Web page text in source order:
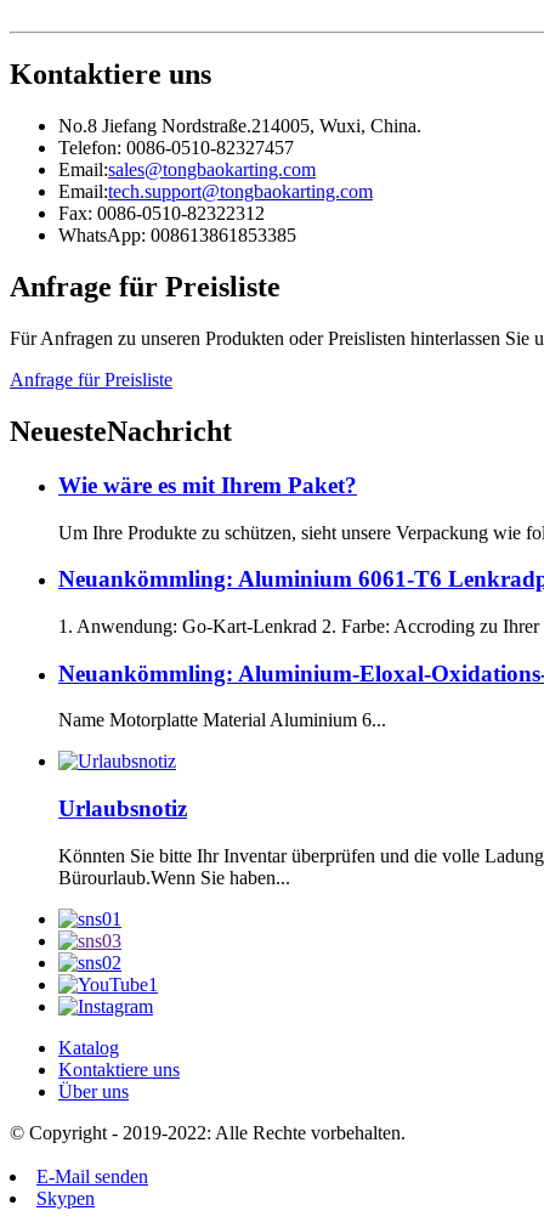
Kontaktiere uns
No.8 Jiefang Nordstraße.214005, Wuxi, China.
Telefon: 0086-0510-82327457
Email:sales@tongbaokarting.com
Email:tech.support@tongbaokarting.com
Fax: 0086-0510-82322312
WhatsApp: 008613861853385
Anfrage für Preisliste
Für Anfragen zu unseren Produkten oder Preislisten hinterlassen
Anfrage für Preisliste
NeuesteNachricht
Wie wäre es mit Ihrem Paket?
Um Ihre Produkte zu schützen, sieht unsere Verpackung wie
Neuankömmling: Aluminium 6061-T6
1. Anwendung: Go-Kart-Lenkrad 2. Farbe: Accroding zu
Neuankömmling: Aluminium-Eloxal-
Name Motorplatte Material Aluminium 6...
Urlaubsnotiz
Könnten Sie bitte Ihr Inventar überprüfen und die volle
Bürourlaub.Wenn Sie haben...
Katalog
Kontaktiere uns
Über uns
© Copyright - 2019-2022: Alle Rechte vorbehalten.
E-Mail senden
Skypen